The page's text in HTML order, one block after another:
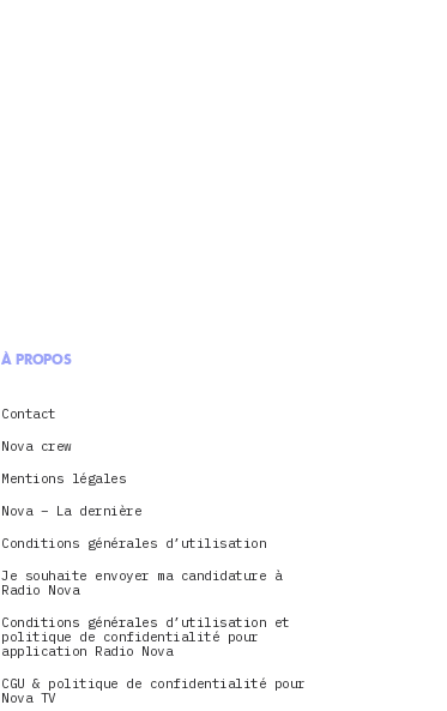
À PROPOS
Contact
Nova crew
Mentions légales
Nova – La dernière
Conditions générales d’utilisation
Je souhaite envoyer ma candidature à
Radio Nova
Conditions générales d’utilisation et
politique de confidentialité pour
application Radio Nova
CGU & politique de confidentialité pour
Nova TV